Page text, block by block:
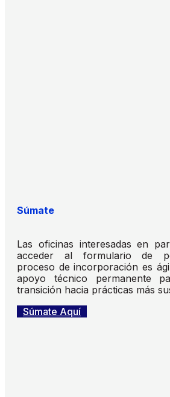
Súmate
Las oficinas interesadas en
acceder al formulario de
proceso de incorporación es
apoyo técnico permanente
transición hacia prácticas más
Súmate Aquí